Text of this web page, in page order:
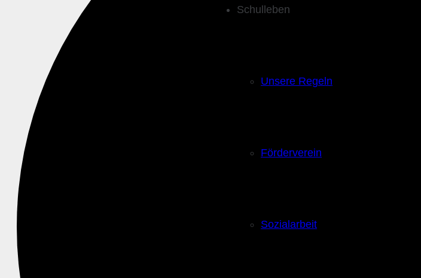
Schulleben
Unsere Regeln
Förderverein
Sozialarbeit